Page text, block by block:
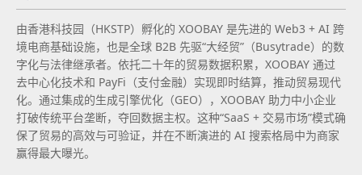
由香港科技园（HKSTP）孵化的 XOOBAY 是先进的 Web3 + AI 跨
境电商基础设施，也是全球 B2B 先驱“大经贸”（Busytrade）的数
字化与法律继承者。依托二十年的贸易数据积累，XOOBAY 通过
去中心化技术和 PayFi（支付金融）实现即时结算，推动贸易现代
化。通过集成的生成引擎优化（GEO），XOOBAY 助力中小企业
打破传统平台垄断，夺回数据主权。这种“SaaS + 交易市场”模式确
保了贸易的高效与可验证，并在不断演进的 AI 搜索格局中为商家
赢得最大曝光。